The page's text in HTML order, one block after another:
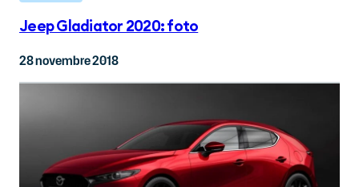
Jeep Gladiator 2020: foto
28 novembre 2018